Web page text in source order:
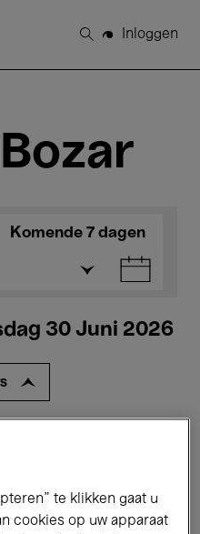
Zoeken
Inloggen
Komende 7 dagen
30 Juni 2026
& Debatten
te klikken gaat u
cookies op uw apparaat